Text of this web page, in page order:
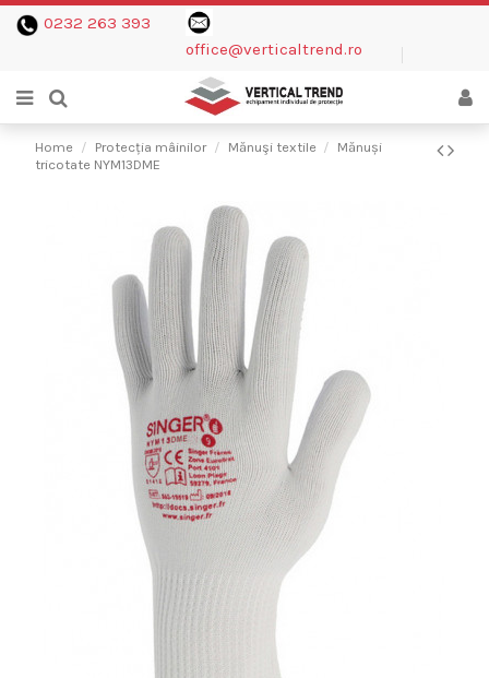
0232 263 393
office@verticaltrend.ro
Home Protecția mâinilor Mănuşi textile
Mănuși
tricotate NYM13DME